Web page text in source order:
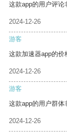
这款app的用户评论
2024-12-26
游客
这款加速器app的价
2024-12-26
游客
这款app的用户群体
2024-12-26